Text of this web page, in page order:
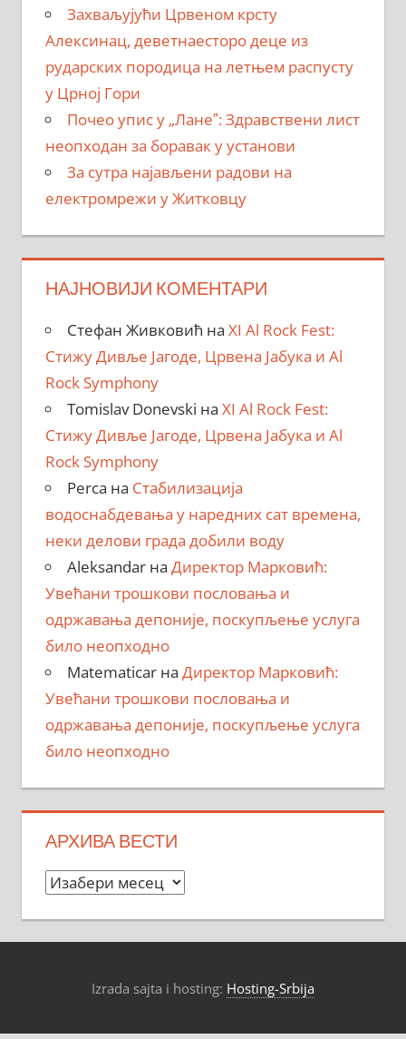
Захваљујући Црвеном крсту
Алексинац, деветнаесторо деце из
рударских породица на летњем распусту
у Црној Гори
Почео упис у „Ланеˮ: Здравствени лист
неопходан за боравак у установи
За сутра најављени радови на
електромрежи у Житковцу
НАЈНОВИЈИ КОМЕНТАРИ
Стефан Живковић на XI Al Rock Fest:
Стижу Дивље Јагоде, Црвена Јабука и Al
Rock Symphony
Tomislav Donevski на XI Al Rock Fest:
Стижу Дивље Јагоде, Црвена Јабука и Al
Rock Symphony
Perca на Стабилизација
водоснабдевања у наредних сат времена,
неки делови града добили воду
Aleksandarна Директор Марковић:
Увећани трошкови пословања и
одржавања депоније, поскупљење услуга
било неопходно
Matematicarна Директор Марковић:
Увећани трошкови пословања и
одржавања депоније, поскупљење услуга
било неопходно
АРХИВА ВЕСТИ
Архива
Izrada sajta i hosting: Hosting-Srbija